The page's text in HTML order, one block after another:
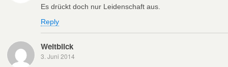
Es drückt doch nur Leidenschaft aus.
Reply
Weitblick
3. Juni 2014